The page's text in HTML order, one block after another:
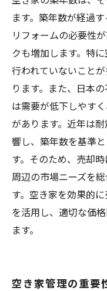
ます。築年数が経過
リフォームの必要性
クも増加します。特
行われていないこと
ります。また、日本
は需要が低下しやす
があります。近年は
響し、築年数を基準
す。そのため、売却
周辺の市場ニーズを
す。空き家を効果的
を活用し、適切な価
ます。
空き家管理の重要